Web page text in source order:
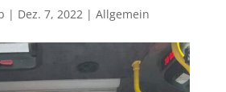
| Dez. 7, 2022| Allgemein